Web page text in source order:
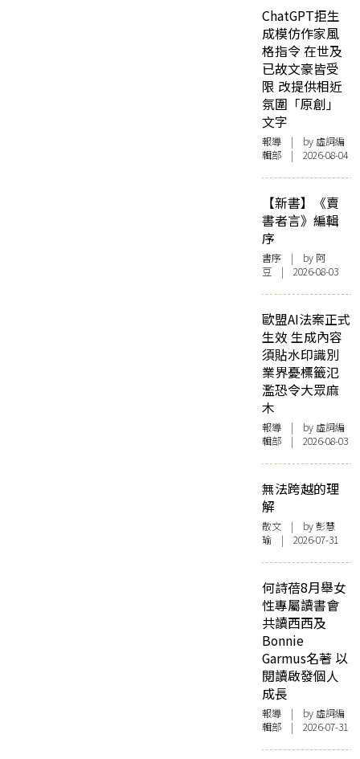
ChatGPT拒生
成模仿作家風
格指令 在世及
已故文豪皆受
限 改提供相近
氛圍「原創」
文字
報導 | by 虛詞編
輯部 | 2026-08-04
【新書】《賣
書者言》編輯
序
書序 | by 阿
豆 | 2026-08-03
歐盟AI法案正式
生效 生成內容
須貼水印識別
業界憂標籤氾
濫恐令大眾麻
木
報導 | by 虛詞編
輯部 | 2026-08-03
無法跨越的理
解
散文 | by 彭慧
瑜 | 2026-07-31
何詩蓓8月舉女
性專屬讀書會
共讀西西及
Bonnie
Garmus名著 以
閱讀啟發個人
成長
報導 | by 虛詞編
輯部 | 2026-07-31